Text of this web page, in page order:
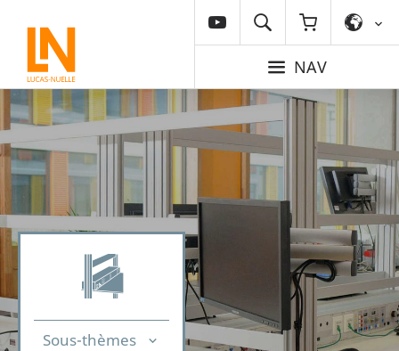
NAV
Sous-thèmes